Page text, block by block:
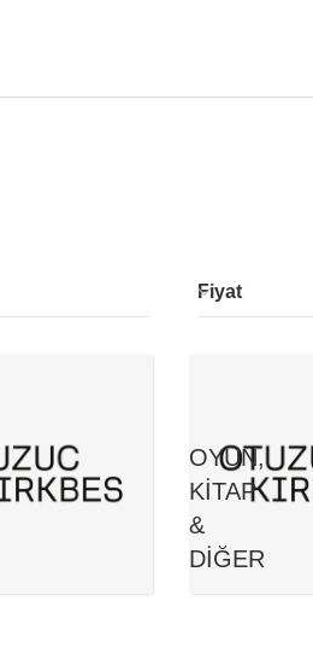
Fiyat
OYUN,
KITAP
&
DIĞER